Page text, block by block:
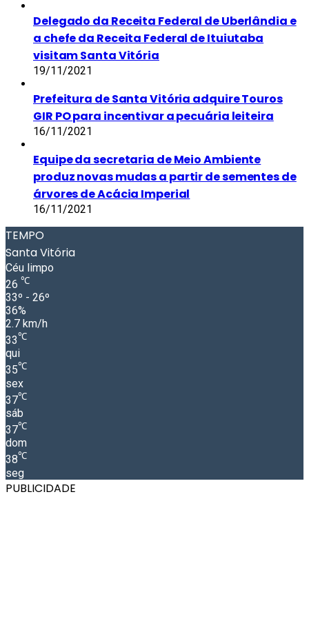
Delegado da Receita Federal de Uberlândia e
a chefe da Receita Federal de Ituiutaba
visitam Santa Vitória
19/11/2021
Prefeitura de Santa Vitória adquire Touros
GIR PO para incentivar a pecuária leiteira
16/11/2021
Equipe da secretaria de Meio Ambiente
produz novas mudas a partir de sementes de
árvores de Acácia Imperial
16/11/2021
TEMPO
Santa Vitória
Céu limpo
26 ℃
33º - 26º
36%
2.7 km/h
33℃
qui
35℃
sex
37℃
sáb
37℃
dom
38℃
seg
PUBLICIDADE